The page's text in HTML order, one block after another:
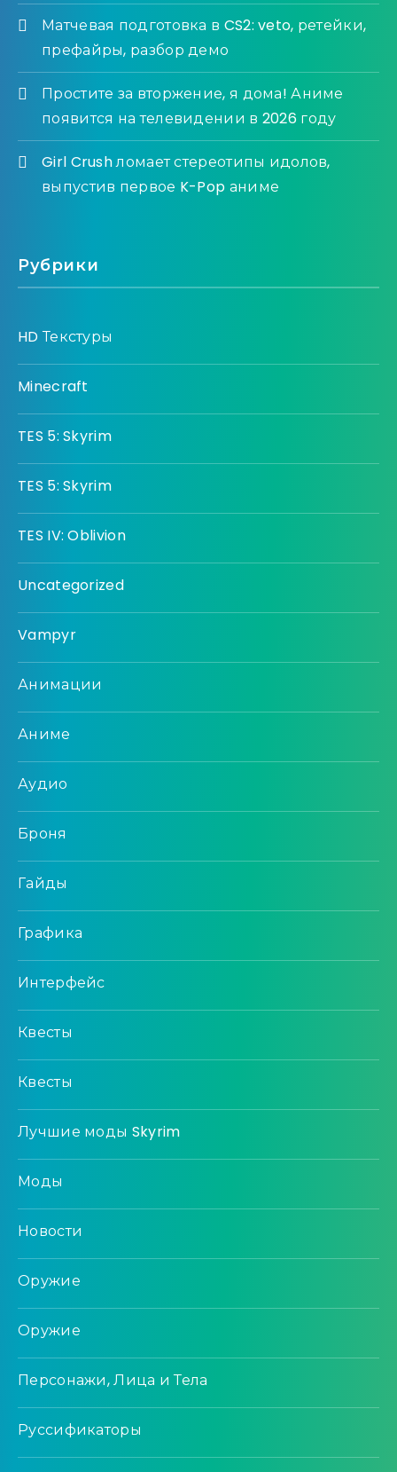
Матчевая подготовка в CS2: veto, ретейки,
префайры, разбор демо
Простите за вторжение, я дома! Аниме
появится на телевидении в 2026 году
Girl Crush ломает стереотипы идолов,
выпустив первое K-Pop аниме
Рубрики
HD Текстуры
Minecraft
TES 5: Skyrim
TES 5: Skyrim
TES IV: Oblivion
Uncategorized
Vampyr
Анимации
Аниме
Аудио
Броня
Гайды
Графика
Интерфейс
Квесты
Квесты
Лучшие моды Skyrim
Моды
Новости
Оружие
Оружие
Персонажи, Лица и Тела
Руссификаторы